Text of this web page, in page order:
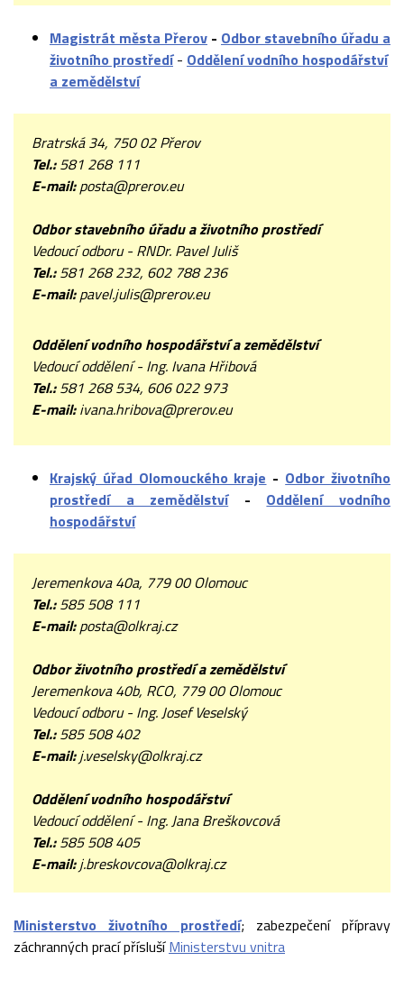
Magistrát města Přerov - Odbor stavebního úřadu a
životního prostředí- Oddělení vodního hospodářství
a zemědělství
Bratrská 34, 750 02 Přerov
Tel.:581 268 111
E-mail:posta@prerov.eu
Odbor stavebního úřadu a životního prostředí
Vedoucí odboru - RNDr. Pavel Juliš
Tel.:581 268 232, 602 788 236
E-mail:pavel.julis@prerov.eu
Oddělení vodního hospodářství a zemědělství
Vedoucí oddělení - Ing. Ivana Hřibová
Tel.:581 268 534, 606 022 973
E-mail:ivana.hribova@prerov.eu
Krajský úřad Olomouckého kraje - Odbor životního
prostředí a zemědělství- Oddělení vodního
hospodářství
Jeremenkova 40a, 779 00 Olomouc
Tel.:585 508 111
E-mail:posta@olkraj.cz
Odborživotního prostředí a zemědělství
Jeremenkova 40b, RCO, 779 00 Olomouc
Vedoucí odboru - Ing. Josef Veselský
Tel.:585 508 402
E-mail:j.veselsky@olkraj.cz
Oddělení vodního hospodářství
Vedoucí oddělení - Ing. Jana Breškovcová
Tel.:585 508 405
E-mail:j.breskovcova@olkraj.cz
Ministerstvo životního prostředí; zabezpečení přípravy
záchranných prací příslušíMinisterstvu vnitra